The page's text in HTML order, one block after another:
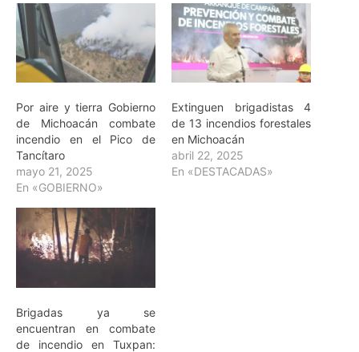
Por aire y tierra Gobierno
de Michoacán combate
incendio en el Pico de
Tancítaro
mayo 21, 2025
En «GOBIERNO»
Extinguen brigadistas 4
de 13 incendios forestales
en Michoacán
abril 22, 2025
En «DESTACADAS»
Brigadas ya se
encuentran en combate
de incendio en Tuxpan: